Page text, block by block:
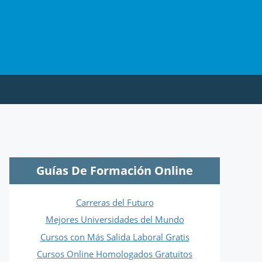
Guías De Formación Online
Carreras del Futuro
Mejores Universidades del Mundo
Cursos con Más Salida Laboral Gratis
Cursos Online Homologados Gratuitos